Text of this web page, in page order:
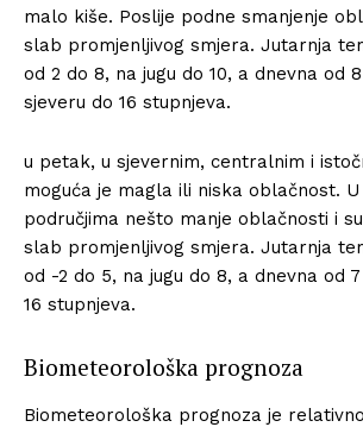
malo kiše. Poslije podne smanjenje
slab promjenljivog smjera. Jutarnja
od 2 do 8, na jugu do 10, a dnevna od
sjeveru do 16 stupnjeva.
u petak, u sjevernim, centralnim i
moguća je magla ili niska oblačnost.
područjima nešto manje oblačnosti i
slab promjenljivog smjera. Jutarnja
od -2 do 5, na jugu do 8, a dnevna od 7
16 stupnjeva.
Biometeorološka prognoza
Biometeorološka prognoza je